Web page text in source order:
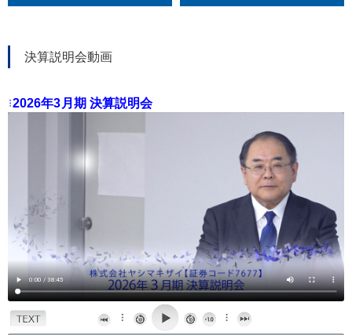
決算説明会動画
2026年3月期 決算説明会